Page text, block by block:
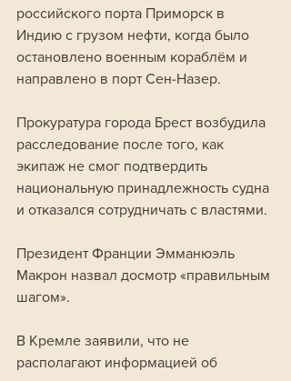
российского порта Приморск в
Индию с грузом нефти, когда было
остановлено военным кораблём и
направлено в порт Сен-Назер.
Прокуратура города Брест возбудила
расследование после того, как
экипаж не смог подтвердить
национальную принадлежность судна
и отказался сотрудничать с властями.
Президент Франции Эмманюэль
Макрон назвал досмотр «правильным
шагом».
В Кремле заявили, что не
располагают информацией об